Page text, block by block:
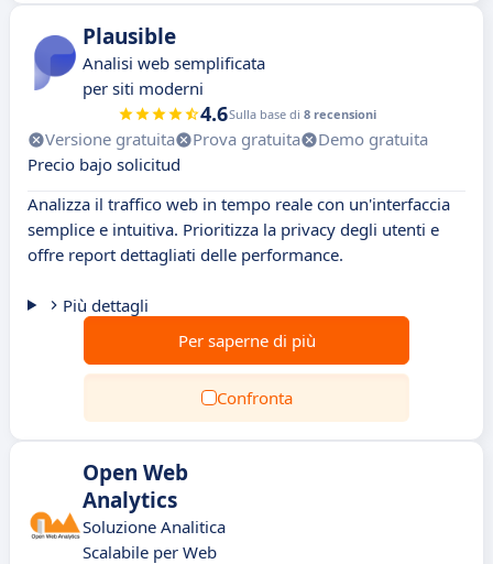
Plausible
Analisi web semplificata
per siti moderni
4.6Sulla base di 8 recensioni
Versione gratuita Prova gratuita
Demo gratuita
Precio bajo solicitud
Analizza il traffico web in tempo reale con un'interfaccia
semplice e intuitiva. Prioritizza la privacy degli utenti e
offre report dettagliati delle performance.
Più dettagli
Per saperne di più
Confronta
Open Web
Analytics
Soluzione Analitica
Scalabile per Web